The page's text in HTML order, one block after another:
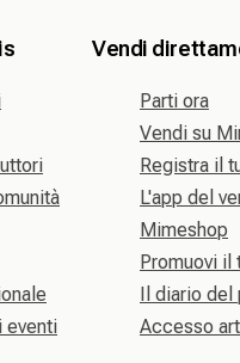
eventi
Vendi
Parti ora
Vendi su
Registra il
L'app del
Mimeshop
Promuovi il
Il diario
Accesso